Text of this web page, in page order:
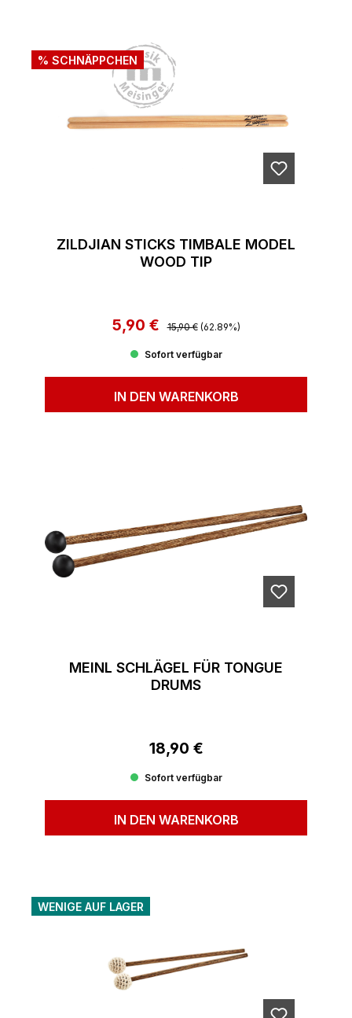
% SCHNÄPPCHEN
ZILDJIAN STICKS TIMBALE MODEL
WOOD TIP
Verkaufspreis:
5,90 € Regulärer Preis:
15,90 € (62.89%)
Sofort verfügbar
IN DEN WARENKORB
MEINL SCHLÄGEL FÜR TONGUE
DRUMS
Regulärer Preis:
18,90 €
Sofort verfügbar
IN DEN WARENKORB
WENIGE AUF LAGER